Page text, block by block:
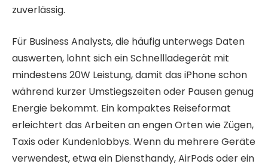
zuverlässig.
Für Business Analysts, die häufig unterwegs Daten
auswerten, lohnt sich ein Schnellladegerät mit
mindestens 20W Leistung, damit das iPhone schon
während kurzer Umstiegszeiten oder Pausen genug
Energie bekommt. Ein kompaktes Reiseformat
erleichtert das Arbeiten an engen Orten wie Zügen,
Taxis oder Kundenlobbys. Wenn du mehrere Geräte
verwendest, etwa ein Diensthandy, AirPods oder ein